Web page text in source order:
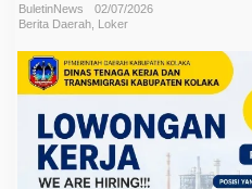
r
a
h
a
I
n
BuletinNews
02/07/2026
Berita Daerah Loker